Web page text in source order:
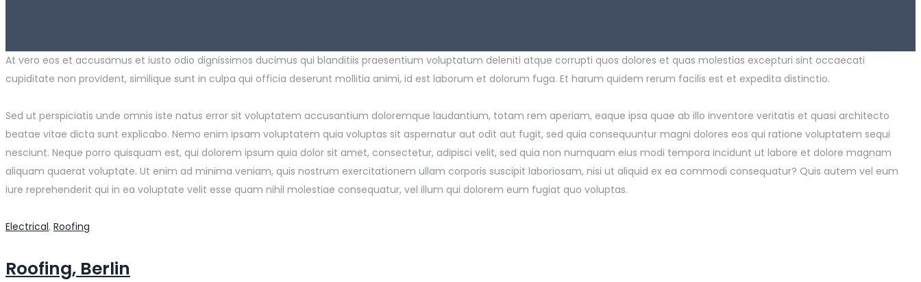
At vero eos et accusamus et iusto odio dignissimos ducimus qui blanditiis praesentium voluptatum deleniti atque corrupti quos dolores et quas molestias excepturi sint occaecati
cupiditate non provident, similique sunt in culpa qui officia deserunt mollitia animi, id est laborum et dolorum fuga. Et harum quidem rerum facilis est et expedita distinctio.
Sed ut perspiciatis unde omnis iste natus error sit voluptatem accusantium doloremque laudantium, totam rem aperiam, eaque ipsa quae ab illo inventore veritatis et quasi architecto
beatae vitae dicta sunt explicabo. Nemo enim ipsam voluptatem quia voluptas sit aspernatur aut odit aut fugit, sed quia consequuntur magni dolores eos qui ratione voluptatem sequi
nesciunt. Neque porro quisquam est, qui dolorem ipsum quia dolor sit amet, consectetur, adipisci velit, sed quia non numquam eius modi tempora incidunt ut labore et dolore magnam
aliquam quaerat voluptate. Ut enim ad minima veniam, quis nostrum exercitationem ullam corporis suscipit laboriosam, nisi ut aliquid ex ea commodi consequatur? Quis autem vel eum
iure reprehenderit qui in ea voluptate velit esse quam nihil molestiae consequatur, vel illum qui dolorem eum fugiat quo voluptas.
Electrical, Roofing
Roofing, Berlin